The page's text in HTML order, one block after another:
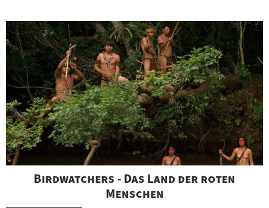
"
Birdwatchers - Das Land der roten
Menschen